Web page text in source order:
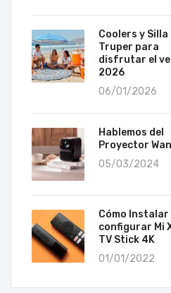
Coolers y Silla
Truper para
disfrutar el
2026
06/01/2026
Hablemos del
Proyector
05/03/2024
Cómo Instalar
configurar Mi
TV Stick 4K
01/01/2022